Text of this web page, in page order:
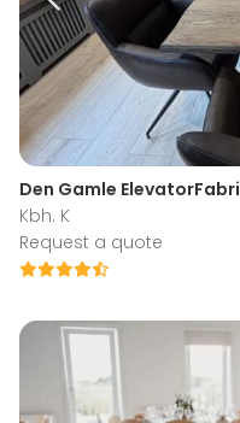
Den Gamle
Kbh. K
Request a quote